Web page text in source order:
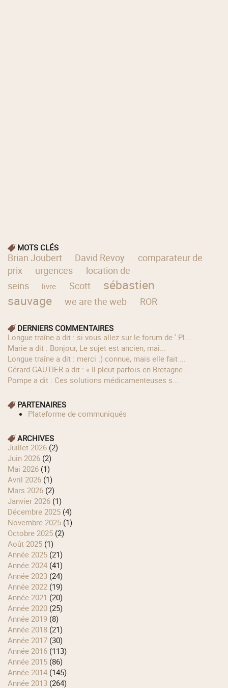
MOTS CLÉS
Brian Joubert David Revoy
comparateur de
prix
urgences
location de
seins
livre Scott
sébastien
sauvage
we are the web ROR
DERNIERS COMMENTAIRES
longue traîne a dit : si vous allez sur le forum de ' Pl...
Marie a dit : Bonjour, Le sujet est ancien, mai...
longue traîne a dit : merci :) connue, mais elle fait ...
Gérard GAUTIER a dit : « Il pleut parfois en Bretagne ...
Pompe a dit : Ces solutions médicamenteuses s...
PARTENAIRES
Plateforme de communiqués
ARCHIVES
juillet 2026 (2)
juin 2026 (2)
mai 2026 (1)
avril 2026 (1)
mars 2026 (2)
janvier 2026 (1)
décembre 2025 (4)
novembre 2025 (1)
octobre 2025 (2)
août 2025 (1)
année 2025 (21)
année 2024 (41)
année 2023 (24)
année 2022 (19)
année 2021 (20)
année 2020 (25)
année 2019 (8)
année 2018 (21)
année 2017 (30)
année 2016 (113)
année 2015 (86)
année 2014 (145)
année 2013 (264)